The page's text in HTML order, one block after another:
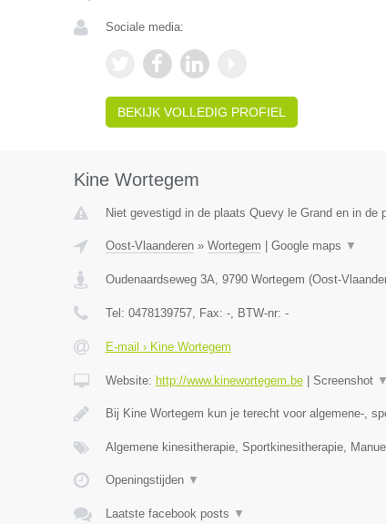
Sociale media:
BEKIJK VOLLEDIG PROFIEL
Kine Wortegem
Niet gevestigd in de plaats Quevy le Grand en in de
Oost-Vlaanderen» Wortegem Google maps ▼
Oudenaardseweg 3A, 9790 Wortegem (Oost-
Tel: 0478139757, Fax: -, BTW-nr: -
E-mail › Kine Wortegem
Website: http://www.kinewortegem.be| Screenshot ▼
Bij Kine Wortegem kun je terecht voor algemene-,
Algemene kinesitherapie, Sportkinesitherapie,
Openingstijden ▼
Laatste facebook posts ▼